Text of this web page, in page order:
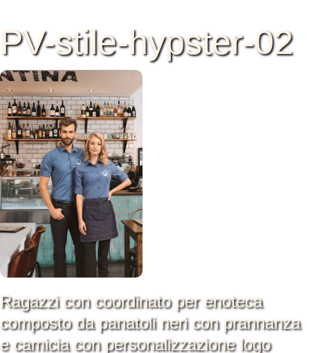
PV-stile-hypster-02
Ragazzi con coordinato per enoteca
composto da panatoli neri con prannanza
e camicia con personalizzazione logo